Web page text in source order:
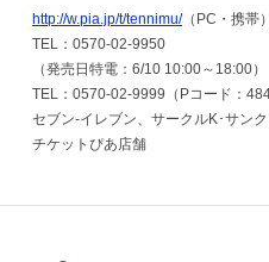
http://w.pia.jp/t/tennimu/（PC・携帯
TEL：0570-02-9950
（発売日特電：6/10 10:00～18:00）
TEL：0570-02-9999（Pコード：
セブン-イレブン、サークルK･サン
チケットぴあ店舗